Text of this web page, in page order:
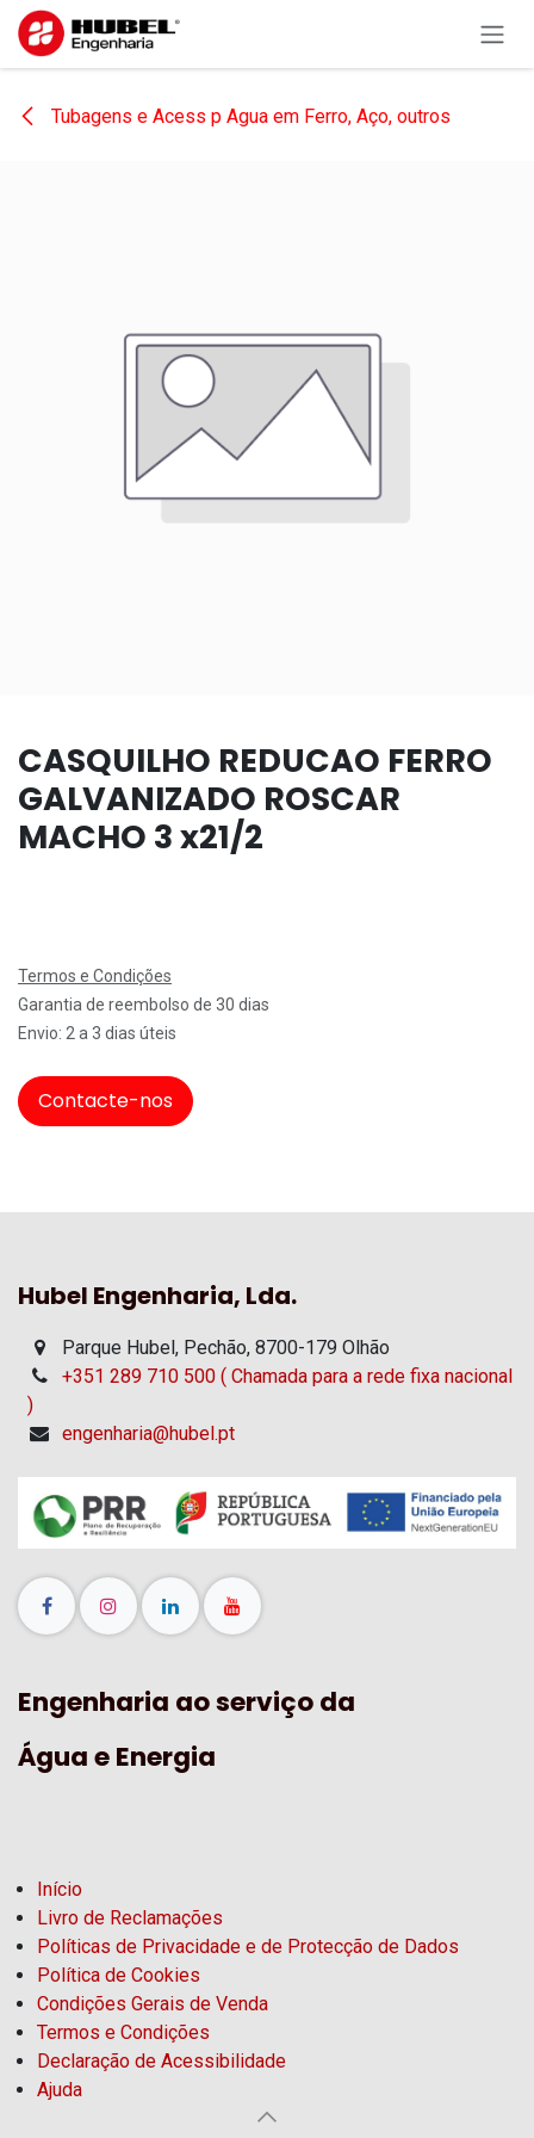
Pular para o conteúdo
Tubagens e Acess p Agua em Ferro, Aço, outros
CASQUILHO REDUCAO FERRO
GALVANIZADO ROSCAR
MACHO 3 x21/2
Termos e Condições
Garantia de reembolso de 30 dias
Envio: 2 a 3 dias úteis
Contacte-nos
Hubel Engenharia, Lda.
Parque Hubel, Pechão, 8700-179 Olhão
+351 289 710 500 ( Chamada para a rede fixa nacional
)
engenharia@hubel.pt
Engenharia ao serviço da
Água e Energia
Início
Livro de Reclamações
Políticas de Privacidade e de Protecção de Dados
Política de Cookies
Condições Gerais de Venda
Termos e Condições
Declaração de Acessibilidade
Ajuda